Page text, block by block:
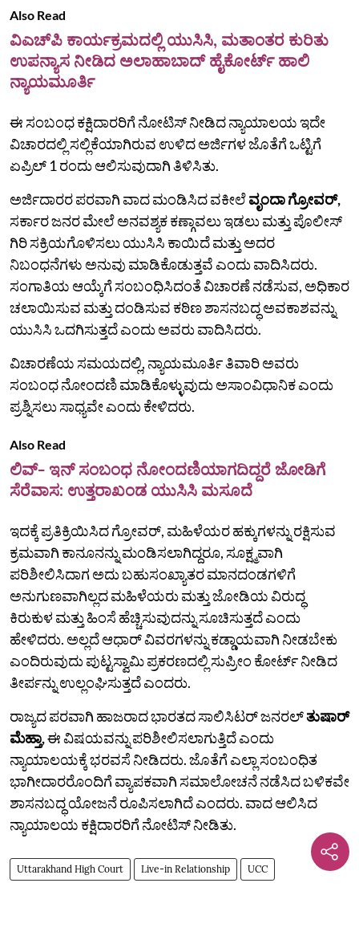
Also Read
ವಿಎಚ್‌ಪಿ ಕಾರ್ಯಕ್ರಮದಲ್ಲಿ ಯುಸಿಸಿ, ಮತಾಂತರ ಕುರಿತು
ಉಪನ್ಯಾಸ ನೀಡಿದ ಅಲಾಹಾಬಾದ್ ಹೈಕೋರ್ಟ್ ಹಾಲಿ
ನ್ಯಾಯಮೂರ್ತಿ
ಈ ಸಂಬಂಧ ಕಕ್ಷಿದಾರರಿಗೆ ನೋಟಿಸ್‌ ನೀಡಿದ ನ್ಯಾಯಾಲಯ ಇದೇ
ವಿಚಾರದಲ್ಲಿ ಸಲ್ಲಿಕೆಯಾಗಿರುವ ಉಳಿದ ಅರ್ಜಿಗಳ ಜೊತೆಗೆ ಒಟ್ಟಿಗೆ
ಏಪ್ರಿಲ್ 1 ರಂದು ಆಲಿಸುವುದಾಗಿ ತಿಳಿಸಿತು.
ಅರ್ಜಿದಾರರ ಪರವಾಗಿ ವಾದ ಮಂಡಿಸಿದ ವಕೀಲೆವೃಂದಾ ಗ್ರೋವರ್,
ಸರ್ಕಾರ ಜನರ ಮೇಲೆ ಅನವಶ್ಯಕ ಕಣ್ಗಾವಲು ಇಡಲು ಮತ್ತು ಪೊಲೀಸ್‌
ಗಿರಿ ಸಕ್ರಿಯಗೊಳಿಸಲು ಯುಸಿಸಿ ಕಾಯಿದೆ ಮತ್ತು ಅದರ
ನಿಬಂಧನೆಗಳು ಅನುವು ಮಾಡಿಕೊಡುತ್ತವೆ ಎಂದು ವಾದಿಸಿದರು.
ಸಂಗಾತಿಯ ಆಯ್ಕೆಗೆ ಸಂಬಂಧಿಸಿದಂತೆ ವಿಚಾರಣೆ ನಡೆಸುವ, ಅಧಿಕಾರ
ಚಲಾಯಿಸುವ ಮತ್ತು ದಂಡಿಸುವ ಕಠಿಣ ಶಾಸನಬದ್ಧ ಅವಕಾಶವನ್ನು
ಯುಸಿಸಿ ಒದಗಿಸುತ್ತದೆ ಎಂದು ಅವರು ವಾದಿಸಿದರು.
ವಿಚಾರಣೆಯ ಸಮಯದಲ್ಲಿ, ನ್ಯಾಯಮೂರ್ತಿ ತಿವಾರಿ ಅವರು
ಸಂಬಂಧ ನೋಂದಣಿ ಮಾಡಿಕೊಳ್ಳುವುದು ಅಸಾಂವಿಧಾನಿಕ ಎಂದು
ಪ್ರಶ್ನಿಸಲು ಸಾಧ್ಯವೇ ಎಂದು ಕೇಳಿದರು.
Also Read
ಲಿವ್‌- ಇನ್‌ ಸಂಬಂಧ ನೋಂದಣಿಯಾಗದಿದ್ದರೆ ಜೋಡಿಗೆ
ಸೆರೆವಾಸ: ಉತ್ತರಾಖಂಡ ಯುಸಿಸಿ ಮಸೂದೆ
ಇದಕ್ಕೆ ಪ್ರತಿಕ್ರಿಯಿಸಿದ ಗ್ರೋವರ್, ಮಹಿಳೆಯರ ಹಕ್ಕುಗಳನ್ನು ರಕ್ಷಿಸುವ
ಕ್ರಮವಾಗಿ ಕಾನೂನನ್ನು ಮಂಡಿಸಲಾಗಿದ್ದರೂ, ಸೂಕ್ಷ್ಮವಾಗಿ
ಪರಿಶೀಲಿಸಿದಾಗ ಅದು ಬಹುಸಂಖ್ಯಾತರ ಮಾನದಂಡಗಳಿಗೆ
ಅನುಗುಣವಾಗಿಲ್ಲದ ಮಹಿಳೆಯರು ಮತ್ತು ಜೋಡಿಯ ವಿರುದ್ಧ
ಕಿರುಕುಳ ಮತ್ತು ಹಿಂಸೆ ಹೆಚ್ಚಿಸುವುದನ್ನು ಸೂಚಿಸುತ್ತದೆ ಎಂದು
ಹೇಳಿದರು. ಅಲ್ಲದೆ ಆಧಾರ್ ವಿವರಗಳನ್ನು ಕಡ್ಡಾಯವಾಗಿ ನೀಡಬೇಕು
ಎಂದಿರುವುದು ಪುಟ್ಟಸ್ವಾಮಿ ಪ್ರಕರಣದಲ್ಲಿ ಸುಪ್ರೀಂ ಕೋರ್ಟ್‌ ನೀಡಿದ
ತೀರ್ಪನ್ನು ಉಲ್ಲಂಘಿಸುತ್ತದೆ ಎಂದರು.
ರಾಜ್ಯದ ಪರವಾಗಿ ಹಾಜರಾದ ಭಾರತದ ಸಾಲಿಸಿಟರ್ ಜನರಲ್ತುಷಾರ್
ಮೆಹ್ತಾ,ಈ ವಿಷಯವನ್ನು ಪರಿಶೀಲಿಸಲಾಗುತ್ತಿದೆ ಎಂದು
ನ್ಯಾಯಾಲಯಕ್ಕೆ ಭರವಸೆ ನೀಡಿದರು. ಜೊತೆಗೆ ಎಲ್ಲಾ ಸಂಬಂಧಿತ
ಭಾಗೀದಾರರೊಂದಿಗೆ ವ್ಯಾಪಕವಾಗಿ ಸಮಾಲೋಚನೆ ನಡೆಸಿದ ಬಳಿಕವೇ
ಶಾಸನಬದ್ಧ ಯೋಜನೆ ರೂಪಿಸಲಾಗಿದೆ ಎಂದರು. ವಾದ ಆಲಿಸಿದ
ನ್ಯಾಯಾಲಯ ಕಕ್ಷಿದಾರರಿಗೆ ನೋಟಿಸ್‌ ನೀಡಿತು.
Uttarakhand High Court Live-in Relationship UCC